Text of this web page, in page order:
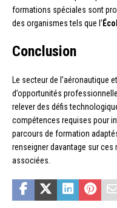
formations spéciales sont
des organismes tels que l’
Conclusion
Le secteur de l’aéronautique
d’opportunités
relever des défis
compétences requises pour
parcours de formation
renseigner davantage sur
associées.